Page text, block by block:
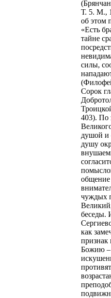
Т. 5. М.,
об этом
«Есть
тайне
силы,
Сорок
403). По
душой и
душу
чуждых
беседы.
как
признак
Божию –